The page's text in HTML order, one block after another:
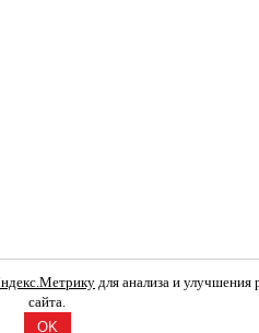
для анализа и улучшения
сайта.
OK